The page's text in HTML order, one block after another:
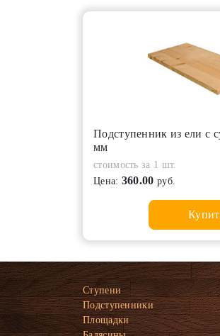
Подступенник из ели с
мм
стоимость за 1 шт.
Цена: 360.00 руб.
Ступени
Подступенники
Площадки